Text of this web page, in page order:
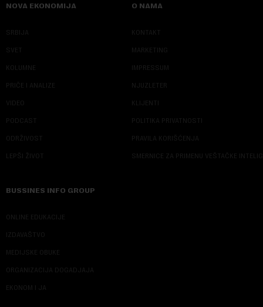
NOVA EKONOMIJA
SRBIJA
SVET
KOLUMNE
PRIČE I ANALIZE
VIDEO
PODCAST
ODRŽIVOST
LEPŠI ŽIVOT
O NAMA
KONTAKT
MARKETING
IMPRESSUM
NJUZLETER
KLIJENTI
POLITIKA PRIVATNOSTI
PRAVILA KORIŠĆENJA
SMERNICE ZA PRIMENU VEŠTAČKE
BUSSINES INFO GROUP
ONLINE EDUKACIJE
IZDAVAŠTVO
MEDIJSKE OBUKE
ORGANIZACIJA DOGADJAJA
EKONOM I JA